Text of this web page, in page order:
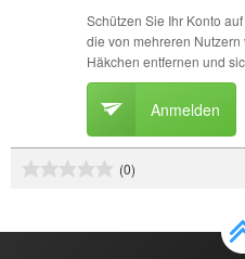
Schützen Sie Ihr Konto
die von mehreren
Häkchen entfernen und
Anmelden
(0)